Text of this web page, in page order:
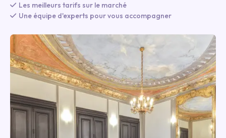
Les meilleurs tarifs sur le marché
Une équipe d'experts pour vous accompagner